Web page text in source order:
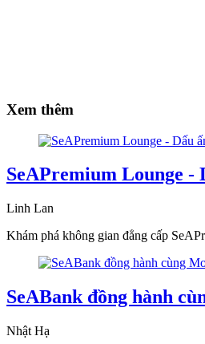
Xem thêm
SeAPremium Lounge -
Linh Lan
Khám phá không gian đẳng cấp
SeABank đồng hành
Nhật Hạ